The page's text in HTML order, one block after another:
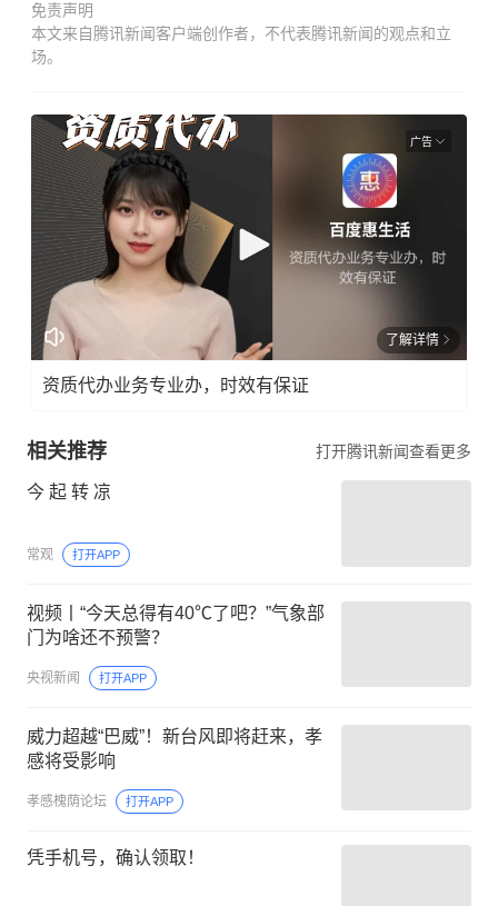
免责声明
本文来自腾讯新闻客户端创作者，不代表腾讯新闻的观点和立
场。
广告
了解详情
资质代办业务专业办，时效有保证
相关推荐 打开腾讯新闻查看更多
今 起 转 凉
常观 打开APP
视频丨“今天总得有40℃了吧？”气象部
门为啥还不预警？
央视新闻 打开APP
威力超越“巴威”！新台风即将赶来，孝
感将受影响
孝感槐荫论坛 打开APP
凭手机号，确认领取！